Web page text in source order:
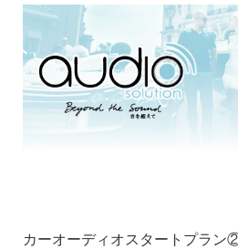
カーオーディオスタートプラン